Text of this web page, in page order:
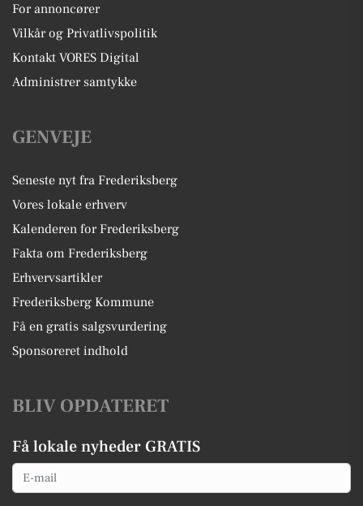
For annoncører
Vilkår og Privatlivspolitik
Kontakt VORES Digital
Administrer samtykke
GENVEJE
Seneste nyt fra Frederiksberg
Vores lokale erhverv
Kalenderen for Frederiksberg
Fakta om Frederiksberg
Erhvervsartikler
Frederiksberg Kommune
Få en gratis salgsvurdering
Sponsoreret indhold
BLIV OPDATERET
Få lokale nyheder GRATIS
Email